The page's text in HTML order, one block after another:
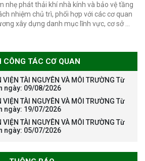
nhẹ phát thải khí nhà kính và bảo vệ tầng
nhiệm chủ trì, phối hợp với các cơ quan
xây dựng danh mục lĩnh vực, cơ sở …
CÔNG TÁC CƠ QUAN
VIỆN TÀI NGUYÊN VÀ MÔI TRƯỜNG Từ
ngày: 09/08/2026
VIỆN TÀI NGUYÊN VÀ MÔI TRƯỜNG Từ
ngày: 19/07/2026
VIỆN TÀI NGUYÊN VÀ MÔI TRƯỜNG Từ
ngày: 05/07/2026